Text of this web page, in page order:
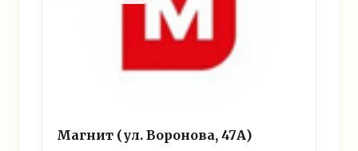
Магнит (ул. Воронова, 47А)